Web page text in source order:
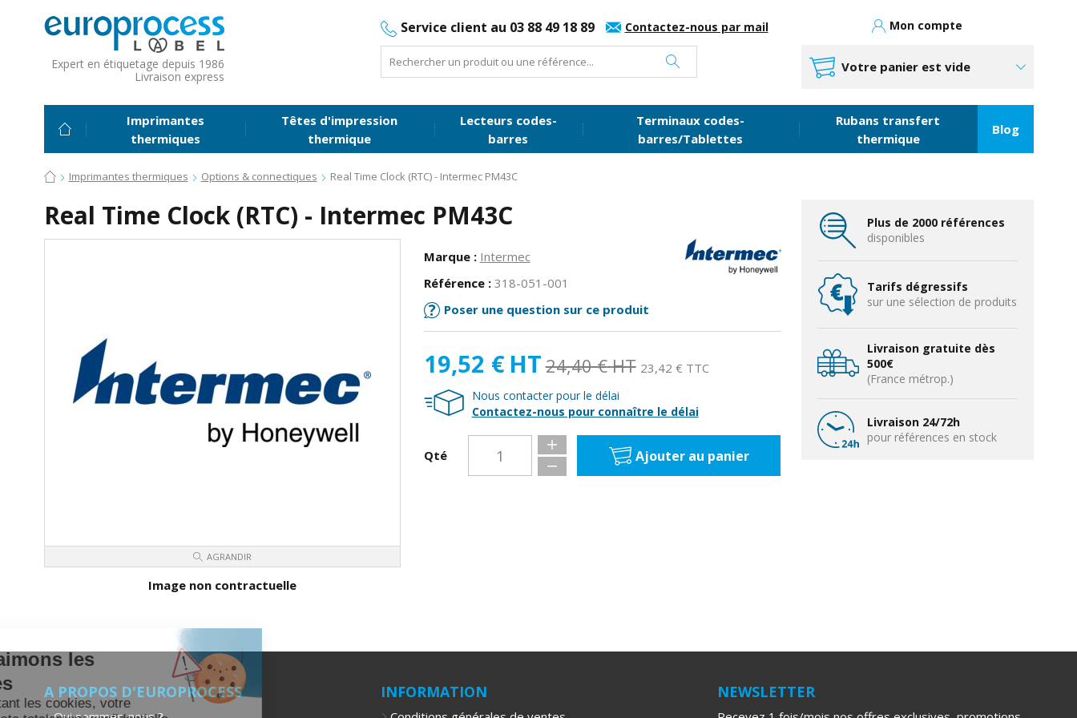
Expert en étiquetage depuis 1986
Livraison express
Service client au 03 88 49 18 89 Contactez-nous par mail Mon compte
Votre panier est vide
Imprimantes
thermiques
Têtes d'impression
thermique
Lecteurs codes-
barres
Terminaux codes-
barres/Tablettes
Rubans transfert
thermique
Blog
Imprimantes thermiques Options & connectiques Real Time Clock (RTC) - Intermec PM43C
Real Time Clock (RTC) - Intermec PM43C
AGRANDIR
Image non contractuelle
Marque : Intermec
Référence : 318-051-001
Poser une question sur ce produit
19,52 € HT24,40 € HT 23,42 € TTC
Nous contacter pour le délai
Contactez-nous pour connaître le délai
Qté Ajouter au panier
Plus de 2000 références
disponibles
Tarifs dégressifs
sur une sélection de produits
Livraison gratuite dès
500€
(France métrop.)
Livraison 24/72h
pour références en stock
A PROPOS D'EUROPROCESS INFORMATION NEWSLETTER
Nous aimons les
cookies
En acceptant les cookies, votre